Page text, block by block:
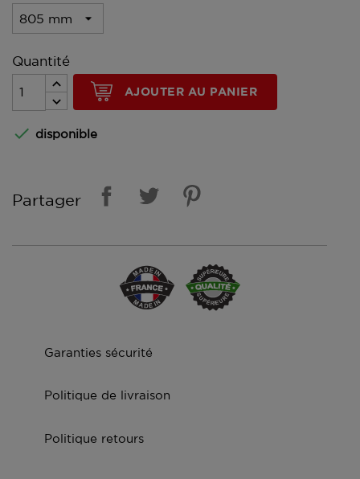
Quantité
AJOUTER AU PANIER
 disponible
Partager
Garanties sécurité
Politique de livraison
Politique retours